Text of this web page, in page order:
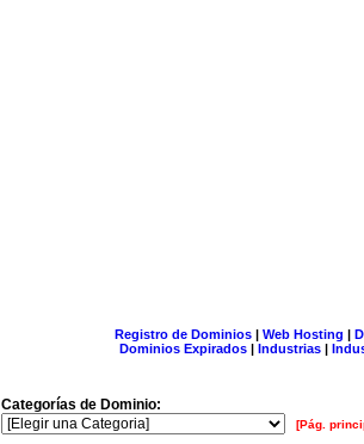
Registro de Dominios| Web Hosting |
Dominios Expirados | Industrias |
Categorías de Dominio:
[Pág.